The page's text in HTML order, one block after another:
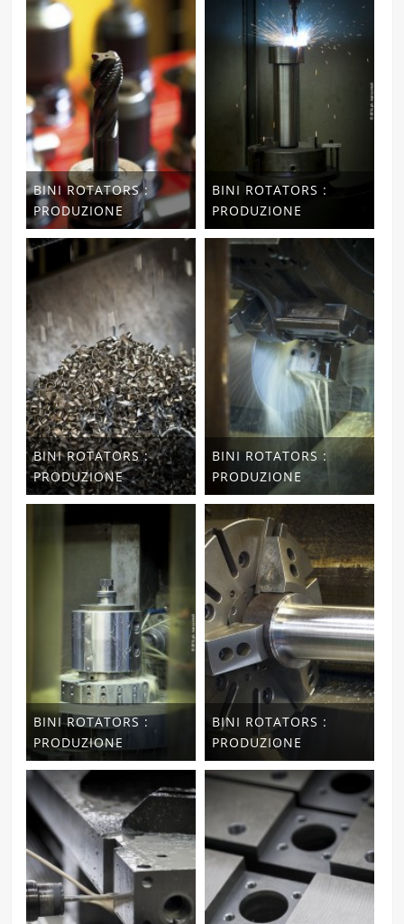
BINI ROTATORS :
PRODUZIONE
BINI ROTATORS :
PRODUZIONE
BINI ROTATORS :
PRODUZIONE
BINI ROTATORS :
PRODUZIONE
BINI ROTATORS :
PRODUZIONE
BINI ROTATORS :
PRODUZIONE